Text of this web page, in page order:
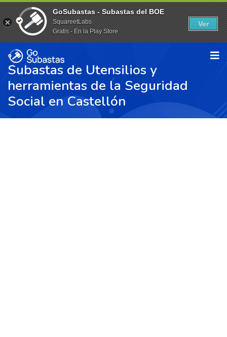
Subastas de Utensilios y
herramientas de la Seguridad
Social en Castellón
GoSubastas - Subastas del BOE
SquareetLabs
Gratis - En la Play Store
Ver